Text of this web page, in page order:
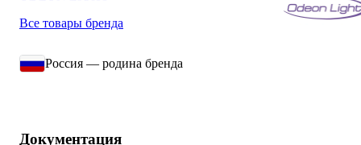
Все товары бренда
Россия — родина бренда
Документация